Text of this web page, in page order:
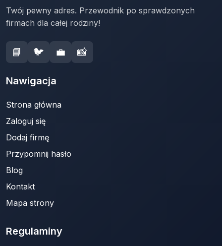
Twój pewny adres. Przewodnik po sprawdzonych
firmach dla całej rodziny!
📘 🐦 💼 📸
Nawigacja
Strona główna
Zaloguj się
Dodaj firmę
Przypomnij hasło
Blog
Kontakt
Mapa strony
Regulaminy